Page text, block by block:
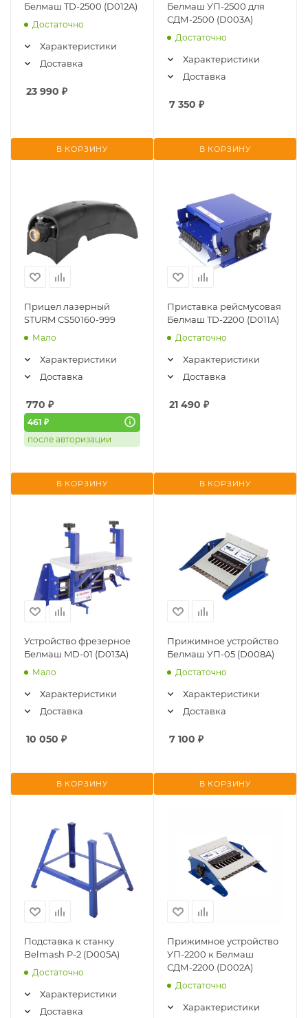
Белмаш TD-2500 (D012A)
Достаточно
Характеристики
Доставка
23 990 ₽
В КОРЗИНУ
Белмаш УП-2500 для
СДМ-2500 (D003A)
Достаточно
Характеристики
Доставка
7 350 ₽
В КОРЗИНУ
Прицел лазерный
STURM CS50160-999
Мало
Характеристики
Доставка
770 ₽
461 ₽
после авторизации
В КОРЗИНУ
Приставка рейсмусовая
Белмаш TD-2200 (D011A)
Достаточно
Характеристики
Доставка
21 490 ₽
В КОРЗИНУ
Устройство фрезерное
Белмаш MD-01 (D013A)
Мало
Характеристики
Доставка
10 050 ₽
В КОРЗИНУ
Прижимное устройство
Белмаш УП-05 (D008A)
Достаточно
Характеристики
Доставка
7 100 ₽
В КОРЗИНУ
Подставка к станку
Belmash P-2 (D005A)
Достаточно
Характеристики
Доставка
Прижимное устройство
УП-2200 к Белмаш
СДМ-2200 (D002A)
Достаточно
Характеристики